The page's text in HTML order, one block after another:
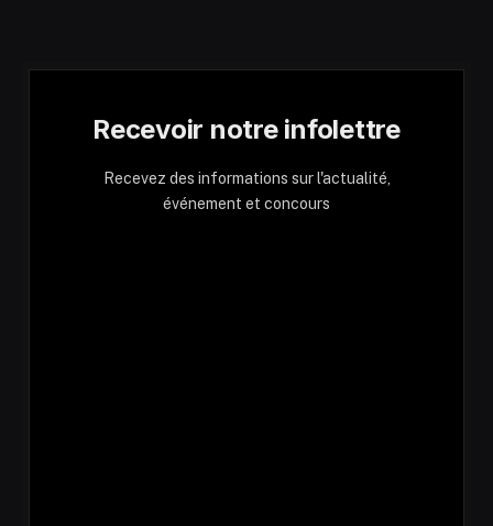
Recevoir notre infolettre
Recevez des informations sur l'actualité,
événement et concours